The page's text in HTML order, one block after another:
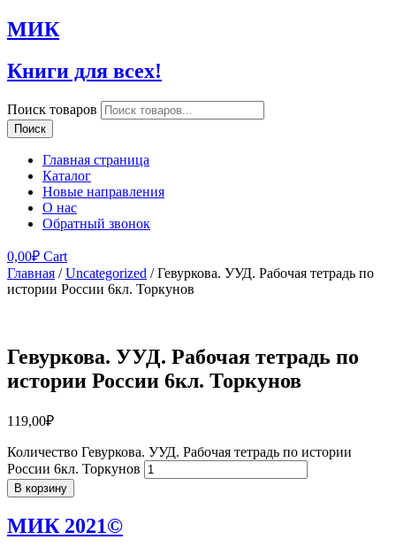
МИК
Книги для всех!
Поиск товаров
Поиск
Главная страница
Каталог
Новые направления
О нас
Обратный звонок
0,00₽ Cart
Главная /Uncategorized / Гевуркова. УУД. Рабочая тетрадь по
истории России 6кл. Торкунов
Гевуркова. УУД. Рабочая тетрадь по
истории России 6кл. Торкунов
119,00₽
Количество Гевуркова. УУД. Рабочая тетрадь по истории
России 6кл. Торкунов
В корзину
МИК 2021©